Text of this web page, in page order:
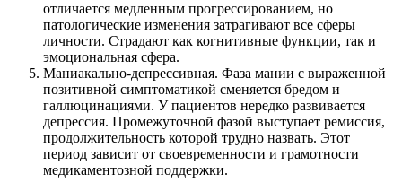
отличается медленным прогрессированием, но
патологические изменения затрагивают все сферы
личности. Страдают как когнитивные функции, так и
эмоциональная сфера.
Маниакально-депрессивная. Фаза мании с выраженной
позитивной симптоматикой сменяется бредом и
галлюцинациями. У пациентов нередко развивается
депрессия. Промежуточной фазой выступает ремиссия,
продолжительность которой трудно назвать. Этот
период зависит от своевременности и грамотности
медикаментозной поддержки.